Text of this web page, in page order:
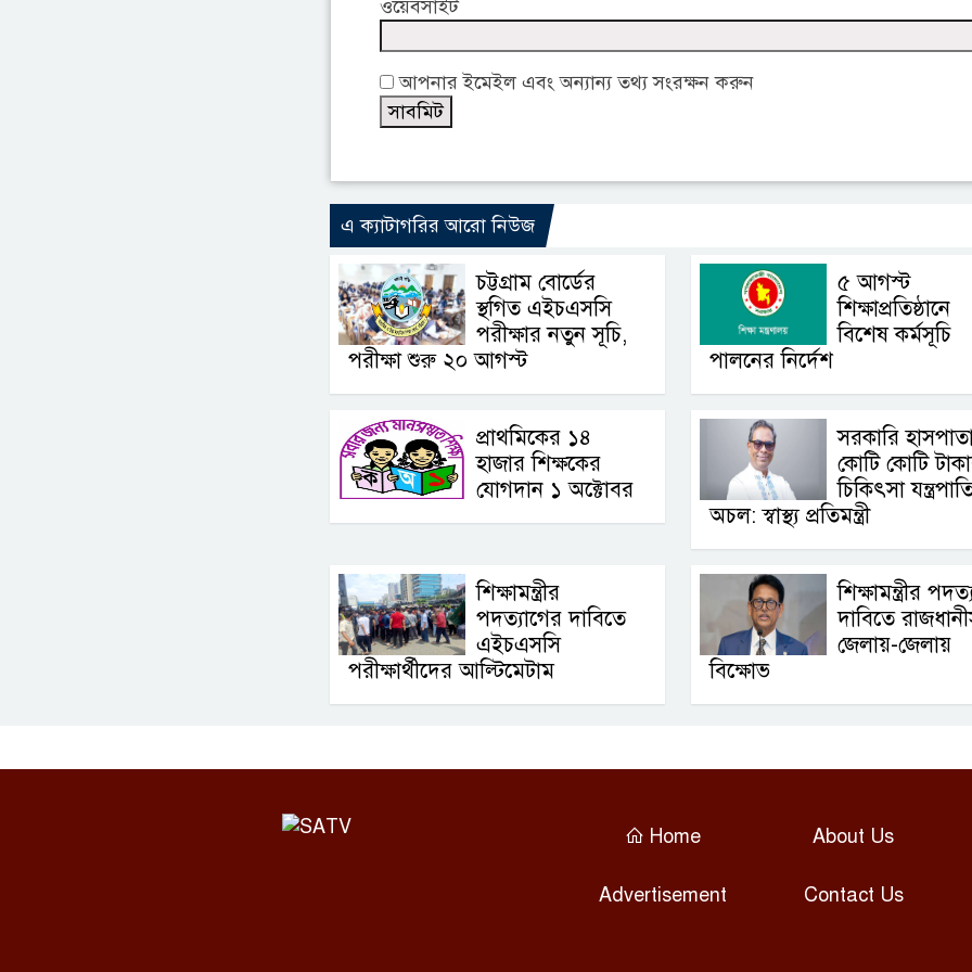
ওয়েবসাইট
আপনার ইমেইল এবং অন্যান্য তথ্য সংরক্ষন করুন
এ ক্যাটাগরির আরো নিউজ
চট্টগ্রাম বোর্ডের
স্থগিত এইচএসসি
পরীক্ষার নতুন সূচি,
পরীক্ষা শুরু ২০ আগস্ট
৫ আগস্ট
শিক্ষাপ্রতিষ্ঠানে
বিশেষ কর্মসূচি
পালনের নির্দেশ
প্রাথমিকের ১৪
হাজার শিক্ষকের
যোগদান ১ অক্টোবর
সরকারি
কোটি কোটি
চিকিৎসা
অচল: স্বাস্থ্য প্রতিমন্ত্রী
শিক্ষামন্ত্রীর
পদত্যাগের দাবিতে
এইচএসসি
পরীক্ষার্থীদের আল্টিমেটাম
শিক্ষামন্ত্রীর
দাবিতে
জেলায়-জেলায়
বিক্ষোভ
Home About Us
Advertisement Contact Us